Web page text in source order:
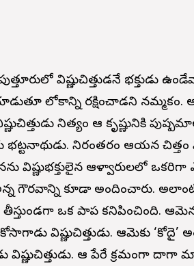
విష్ణుచిత్తుడనే భక్తుడు
లోకాన్ని రక్షించాడని నమ్మకం.
నిత్యం ఆ కృష్ణునికి
భట్టనాథుడు. నిరంతరం ఆయన
విష్ణుభక్తులైన ఆళ్వారులలో
గౌరవాన్ని కూడా అందించారు.
ఒక పాప కనిపించింది.
విష్ణుచిత్తుడు. ఆమెకు
ఆ పేరే క్రమంగా గోదాగా